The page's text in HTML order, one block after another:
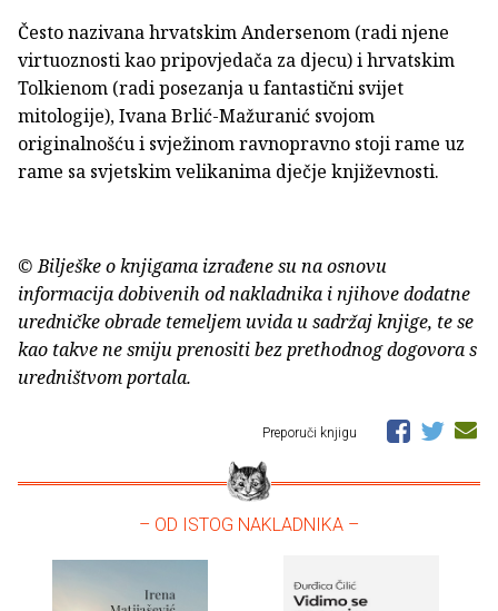
Često nazivana hrvatskim Andersenom (radi njene
virtuoznosti kao pripovjedača za djecu) i hrvatskim
Tolkienom (radi posezanja u fantastični svijet
mitologije), Ivana Brlić-Mažuranić svojom
originalnošću i svježinom ravnopravno stoji rame uz
rame sa svjetskim velikanima dječje književnosti.
© Bilješke o knjigama izrađene su na osnovu
informacija dobivenih od nakladnika i njihove dodatne
uredničke obrade temeljem uvida u sadržaj knjige, te se
kao takve ne smiju prenositi bez prethodnog dogovora s
uredništvom portala.
Preporuči knjigu
– OD ISTOG NAKLADNIKA –